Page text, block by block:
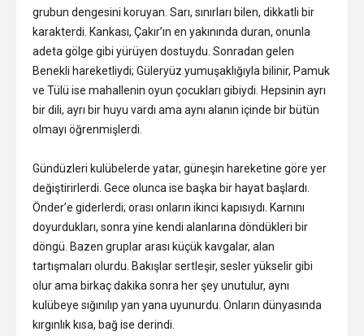
grubun dengesini koruyan. Sarı, sınırları bilen, dikkatli bir
karakterdi. Kankası, Çakır’ın en yakınında duran, onunla
adeta gölge gibi yürüyen dostuydu. Sonradan gelen
Benekli hareketliydi; Güleryüz yumuşaklığıyla bilinir, Pamuk
ve Tülü ise mahallenin oyun çocukları gibiydi. Hepsinin ayrı
bir dili, ayrı bir huyu vardı ama aynı alanın içinde bir bütün
olmayı öğrenmişlerdi.
Gündüzleri kulübelerde yatar, güneşin hareketine göre yer
değiştirirlerdi. Gece olunca ise başka bir hayat başlardı.
Önder’e giderlerdi; orası onların ikinci kapısıydı. Karnını
doyurdukları, sonra yine kendi alanlarına döndükleri bir
döngü. Bazen gruplar arası küçük kavgalar, alan
tartışmaları olurdu. Bakışlar sertleşir, sesler yükselir gibi
olur ama birkaç dakika sonra her şey unutulur, aynı
kulübeye sığınılıp yan yana uyunurdu. Onların dünyasında
kırgınlık kısa, bağ ise derindi.